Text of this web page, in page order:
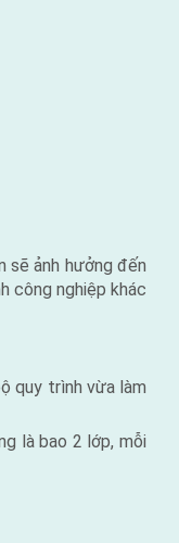
sẽ ảnh hưởng đến
công nghiệp khác
quy trình vừa làm
là bao 2 lớp, mỗi